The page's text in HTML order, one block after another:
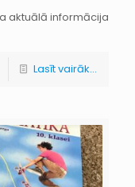
aktuālā informācija
Lasīt vairāk...